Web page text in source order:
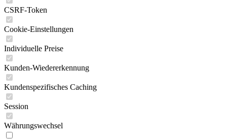
CSRF-Token
Cookie-Einstellungen
Individuelle Preise
Kunden-Wiedererkennung
Kundenspezifisches Caching
Session
Währungswechsel